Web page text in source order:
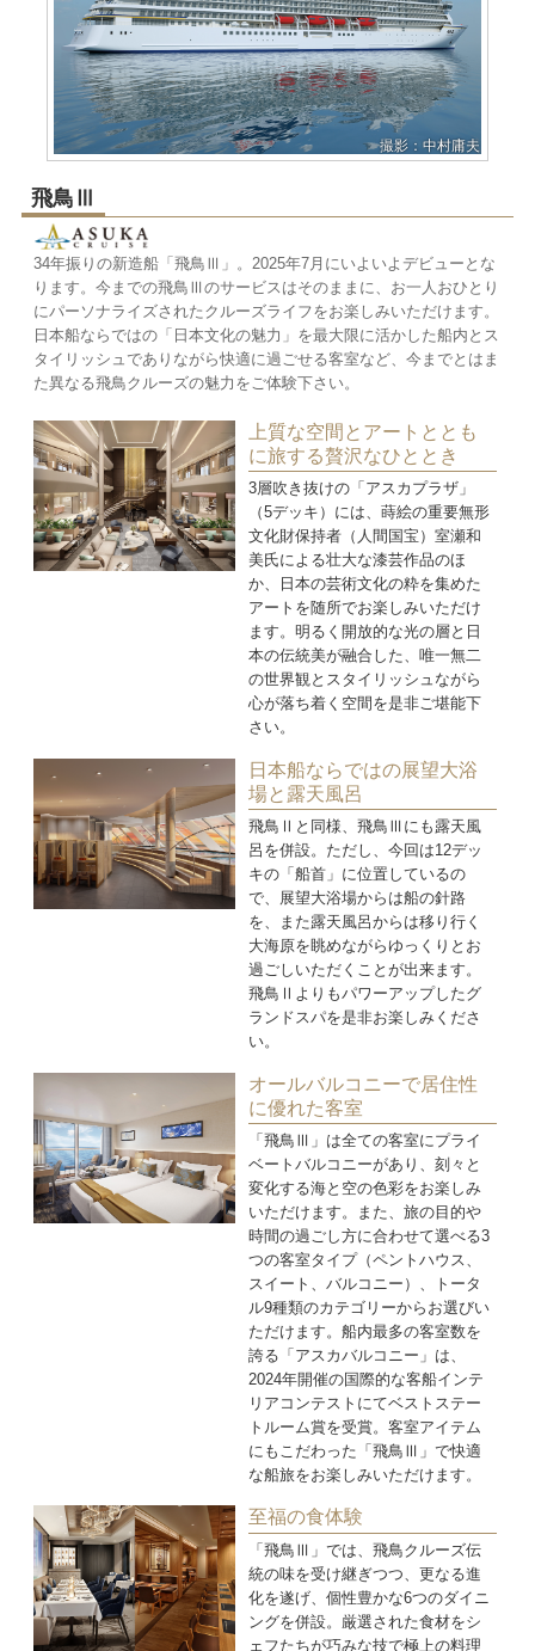
撮影：中村庸夫
飛鳥Ⅲ
34年振りの新造船「飛鳥Ⅲ」。2025年7月にいよいよデビューとな
ります。今までの飛鳥Ⅲのサービスはそのままに、お一人おひとり
にパーソナライズされたクルーズライフをお楽しみいただけます。
日本船ならではの「日本文化の魅力」を最大限に活かした船内とス
タイリッシュでありながら快適に過ごせる客室など、今までとはま
た異なる飛鳥クルーズの魅力をご体験下さい。
上質な空間とアートととも
に旅する贅沢なひととき
3層吹き抜けの「アスカプラザ」
（5デッキ）には、蒔絵の重要無形
文化財保持者（人間国宝）室瀬和
美氏による壮大な漆芸作品のほ
か、日本の芸術文化の粋を集めた
アートを随所でお楽しみいただけ
ます。明るく開放的な光の層と日
本の伝統美が融合した、唯一無二
の世界観とスタイリッシュながら
心が落ち着く空間を是非ご堪能下
さい。
日本船ならではの展望大浴
場と露天風呂
飛鳥Ⅱと同様、飛鳥Ⅲにも露天風
呂を併設。ただし、今回は12デッ
キの「船首」に位置しているの
で、展望大浴場からは船の針路
を、また露天風呂からは移り行く
大海原を眺めながらゆっくりとお
過ごしいただくことが出来ます。
飛鳥Ⅱよりもパワーアップしたグ
ランドスパを是非お楽しみくださ
い。
オールバルコニーで居住性
に優れた客室
「飛鳥Ⅲ」は全ての客室にプライ
ベートバルコニーがあり、刻々と
変化する海と空の色彩をお楽しみ
いただけます。また、旅の目的や
時間の過ごし方に合わせて選べる3
つの客室タイプ（ペントハウス、
スイート、バルコニー）、トータ
ル9種類のカテゴリーからお選びい
ただけます。船内最多の客室数を
誇る「アスカバルコニー」は、
2024年開催の国際的な客船インテ
リアコンテストにてベストステー
トルーム賞を受賞。客室アイテム
にもこだわった「飛鳥Ⅲ」で快適
な船旅をお楽しみいただけます。
至福の食体験
「飛鳥Ⅲ」では、飛鳥クルーズ伝
統の味を受け継ぎつつ、更なる進
化を遂げ、個性豊かな6つのダイニ
ングを併設。厳選された食材をシ
ェフたちが巧みな技で極上の料理